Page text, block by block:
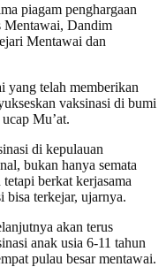
piagam penghargaan
Dandim
Mentawai dan
yang telah memberikan
vaksinasi di bumi
Mu’at.
di kepulauan
bukan hanya semata
berkat kerjasama
bisa terkejar, ujarnya.
akan terus
anak usia 6-11 tahun
pulau besar mentawai.